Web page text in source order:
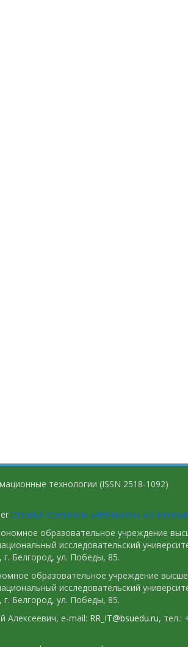
технологии (ISSN 2518-1092)
Creative Commons «Attribution» 4.0
образовательное учреждение
исследовательский
г. Белгород, ул. Победы, 85.
образовательное учреждение
исследовательский
г. Белгород, ул. Победы, 85.
Алексеевич, e-mail: RR_IT@bsuedu.ru, тел.: